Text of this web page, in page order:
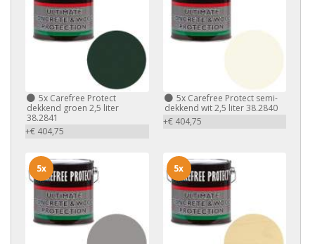
5x Carefree Protect
dekkend groen 2,5 liter
38.2841
+€ 404,75
5xCarefree Protect semi-
dekkend wit 2,5 liter 38.2840
+€ 404,75
5x 5x